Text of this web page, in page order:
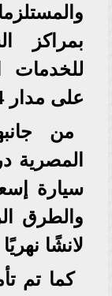
بمراكز
على مدار 24 ساعة.
من
سيارة
لانشًا